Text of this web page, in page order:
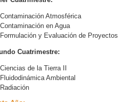
Contaminación Atmosférica
Contaminación en Agua
Formulación y Evaluación de Proyectos
Cuatrimestre:
Ciencias de la Tierra II
Fluidodinámica Ambiental
Radiación